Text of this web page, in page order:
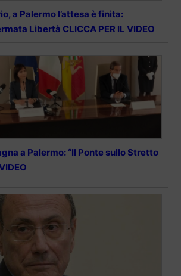
a Palermo l’attesa è finita:
Libertà CLICCA PER IL VIDEO
a Palermo: “Il Ponte sullo Stretto